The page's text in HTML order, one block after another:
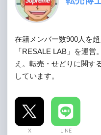
在籍メンバー数900人を
「RESALE LAB」を運営
え。転売・せどりに関す
しています。
X LINE